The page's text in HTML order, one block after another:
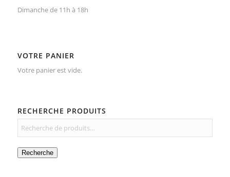
Dimanche de 11h à 18h
VOTRE PANIER
Votre panier est vide.
RECHERCHE PRODUITS
Recherche